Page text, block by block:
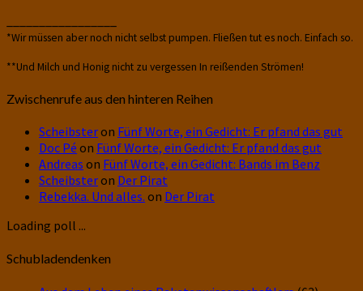
*Wir müssen aber noch nicht selbst pumpen. Fließen tut es noch. Einfach so.
**Und Milch und Honig nicht zu vergessen In reißenden Strömen!
Zwischenrufe aus den hinteren Reihen
Scheibsteron Fünf Worte, ein Gedicht: Er pfand das gut
Doc Pé on Fünf Worte, ein Gedicht: Er pfand das gut
Andreas on Fünf Worte, ein Gedicht: Bands im Benz
Scheibsteron Der Pirat
Rebekka. Und alles. on Der Pirat
Loading poll ...
Schubladendenken